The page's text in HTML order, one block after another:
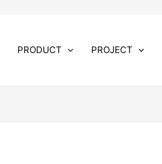
PRODUCT PROJECT